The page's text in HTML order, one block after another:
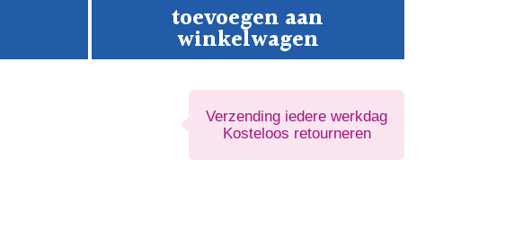
van
toevoegen aan
winkelwagen
Verzending iedere werkdag
Kosteloos retourneren